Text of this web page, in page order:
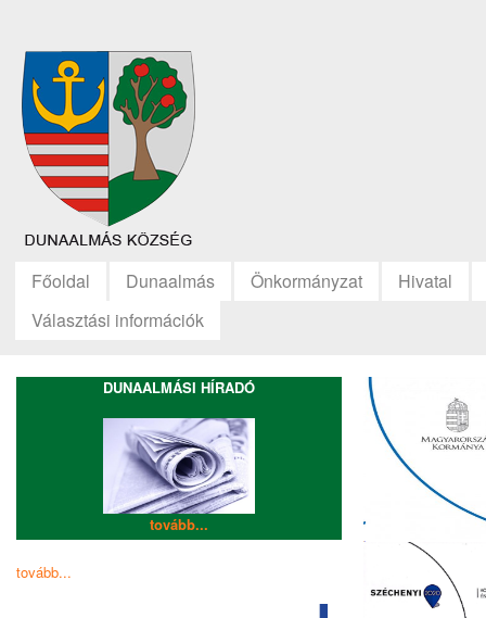
Főoldal Dunaalmás Önkormányzat
Hivatal
Választási információk
DUNAALMÁSI HÍRADÓ
tovább...
tovább...